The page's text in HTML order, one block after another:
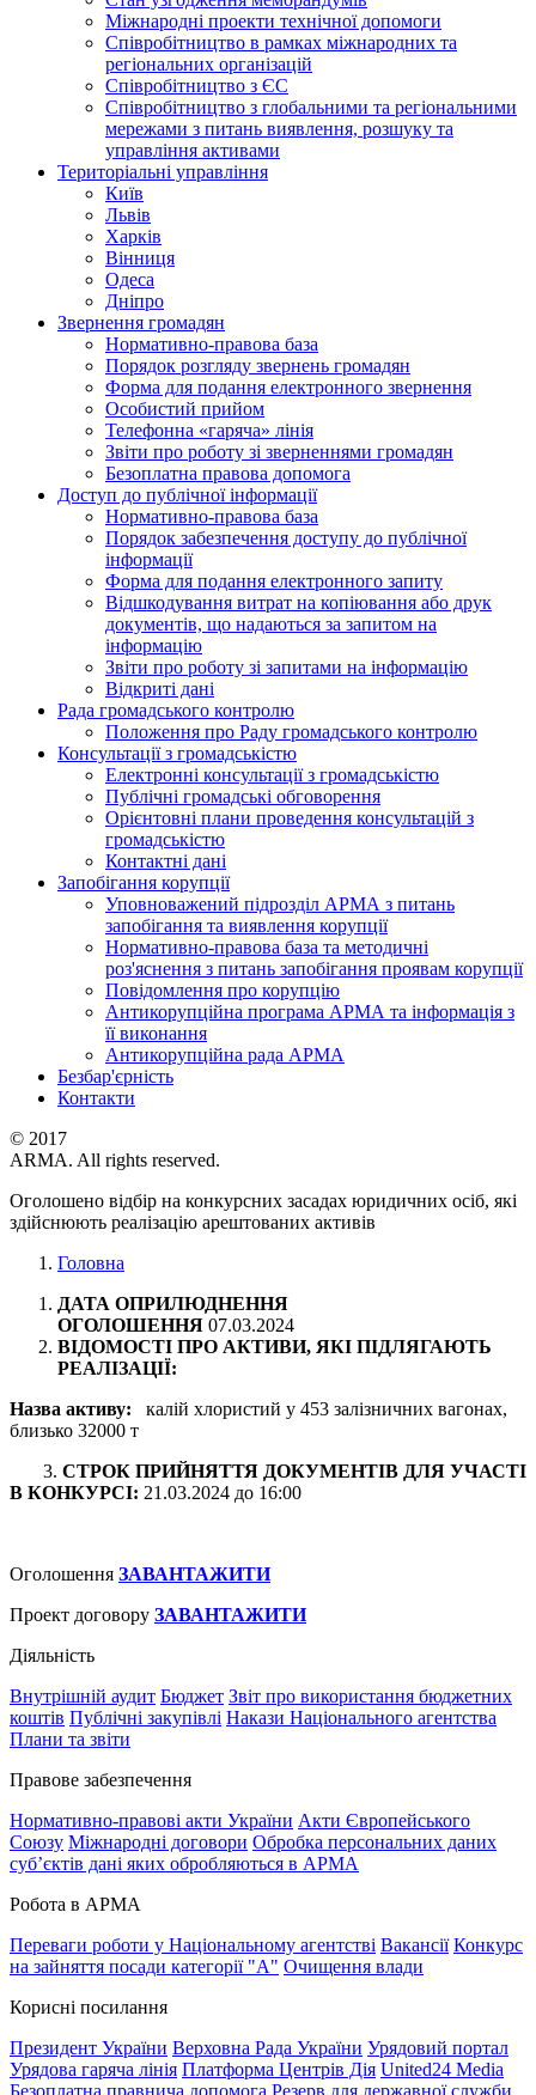
Міжнародні проекти технічної допомоги
Співробітництво в рамках міжнародних та
регіональних організацій
Співробітництво з ЄС
Співробітництво з глобальними та регіональними
мережами з питань виявлення, розшуку та
управління активами
Територіальні управління
Київ
Львів
Харків
Вінниця
Одеса
Дніпро
Звернення громадян
Нормативно-правова база
Порядок розгляду звернень громадян
Форма для подання електронного звернення
Особистий прийом
Телефонна «гаряча» лінія
Звіти про роботу зі зверненнями громадян
Безоплатна правова допомога
Доступ до публічної інформації
Нормативно-правова база
Порядок забезпечення доступу до публічної
інформації
Форма для подання електронного запиту
Відшкодування витрат на копіювання або друк
документів, що надаються за запитом на
інформацію
Звіти про роботу зі запитами на інформацію
Відкриті дані
Рада громадського контролю
Положення про Раду громадського контролю
Консультації з громадськістю
Електронні консультації з громадськістю
Публічні громадські обговорення
Орієнтовні плани проведення консультацій з
громадськістю
Контактні дані
Запобігання корупції
Уповноважений підрозділ АРМА з питань
запобігання та виявлення корупції
Нормативно-правова база та методичні
роз'яснення з питань запобігання проявам корупції
Повідомлення про корупцію
Антикорупційна програма АРМА та інформація з
її виконання
Антикорупційна рада АРМА
Безбар'єрність
Контакти
© 2017
ARMA. All rights reserved.
Оголошено відбір на конкурсних засадах юридичних осіб, які
здійснюють реалізацію арештованих активів
Головна
ДАТА ОПРИЛЮДНЕННЯ
ОГОЛОШЕННЯ 07.03.2024
ВІДОМОСТІ ПРО АКТИВИ, ЯКІ ПІДЛЯГАЮТЬ
РЕАЛІЗАЦІЇ:
Назва активу:
калій хлористий у 453 залізничних вагонах,
близько 32000 т
3. СТРОК ПРИЙНЯТТЯ ДОКУМЕНТІВ ДЛЯ УЧАСТІ
В КОНКУРСІ: 21.03.2024 до 16:00
Оголошення ЗАВАНТАЖИТИ
Проект договору ЗАВАНТАЖИТИ
Діяльність
Внутрішній аудит Бюджет Звіт про використання бюджетних
коштів Публічні закупівлі Накази Національного агентства
Плани та звіти
Правове забезпечення
Нормативно-правові акти України Акти Європейського
Союзу Міжнародні договори Обробка персональних даних
субʼєктів дані яких обробляються в АРМА
Робота в АРМА
Переваги роботи у Національному агентстві Вакансії Конкурс
на зайняття посади категорії "А" Очищення влади
Корисні посилання
Президент України Верховна Рада України Урядовий портал
Урядова гаряча лінія Платформа Центрів Дія United24 Media